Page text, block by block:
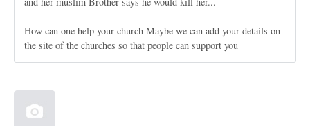
How can one help your church Maybe we can add your details on
the site of the churches so that people can support you